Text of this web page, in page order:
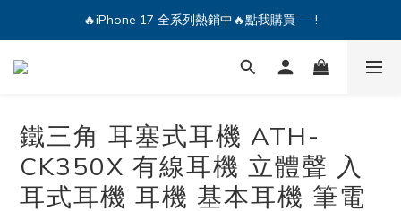
🔥iPhone 17 全系列熱銷中🔥點我購買 — !
💕加入Q哥 Line 新好友領優惠券！🎫
🔥iPhone 17 全系列熱銷中🔥點我購買 — !
鐵三角 耳塞式耳機 ATH-
CK350X 有線耳機 立體聲 入
耳式耳機 耳機 基本耳機 筆電